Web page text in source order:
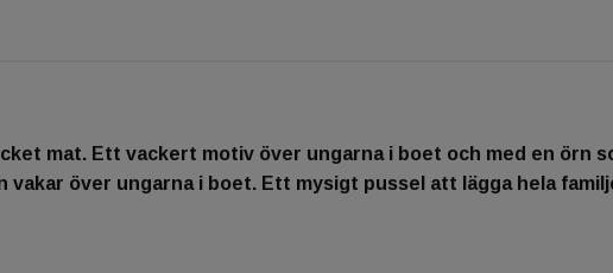
mat. Ett vackert motiv över ungarna i boet och med en örn
vakar över ungarna i boet. Ett mysigt pussel att lägga hela